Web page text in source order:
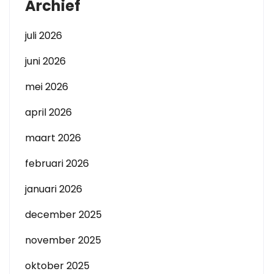
Archief
juli 2026
juni 2026
mei 2026
april 2026
maart 2026
februari 2026
januari 2026
december 2025
november 2025
oktober 2025